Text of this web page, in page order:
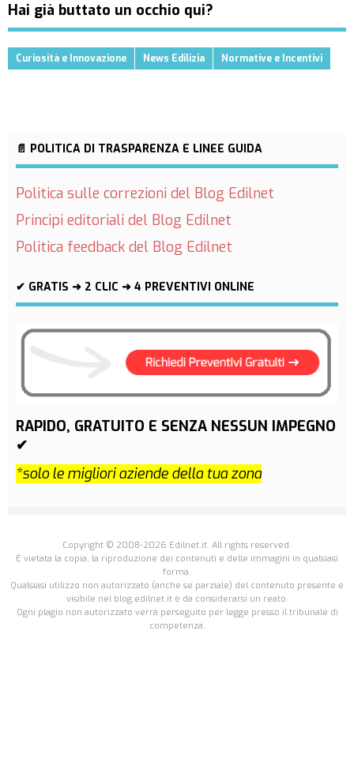
Hai già buttato un occhio qui?
Curiosità e Innovazione News Edilizia Normative e Incentivi
📄 POLITICA DI TRASPARENZA E LINEE GUIDA
Politica sulle correzioni del Blog Edilnet
Principi editoriali del Blog Edilnet
Politica feedback del Blog Edilnet
✔ GRATIS ➜ 2 CLIC ➜ 4 PREVENTIVI ONLINE
RAPIDO, GRATUITO E SENZA NESSUN IMPEGNO
✔
*solo le migliori aziende della tua zona
Copyright © 2008-2026 Edilnet.it. All rights reserved.
É vietata la copia, la riproduzione dei contenuti e delle immagini in qualsiasi
forma.
Qualsiasi utilizzo non autorizzato (anche se parziale) del contenuto presente e
visibile nel blog.edilnet.it è da considerarsi un reato.
Ogni plagio non autorizzato verrà perseguito per legge presso il tribunale di
competenza.